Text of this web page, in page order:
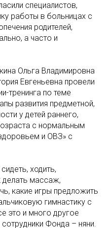
специалистов,
работы в больницах с
родителей,
а часто и
Ольга Владимировна
Евгеньевна провели
тренинга по теме
развития предметной,
у детей раннего,
с нормальным
и ОВЗ» с
ходить,
делать массаж,
какие игры предложить
гимнастику с
это и много другое
Фонда – няни.